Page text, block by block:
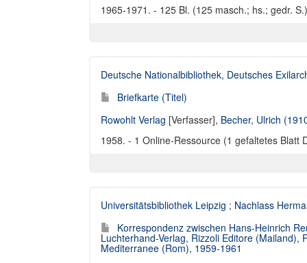
1965-1971. - 125 Bl. (125 masch.; hs.; gedr.
Deutsche Nationalbibliothek, Deutsches
Briefkarte (Titel)
Rowohlt Verlag [Verfasser], Becher, Ulrich
1958. - 1 Online-Ressource (1 gefaltetes Blatt
Universitätsbibliothek Leipzig ; Nachlass
Korrespondenz zwischen Hans-Heinrich
Luchterhand-Verlag, Rizzoli Editore (Mailand),
Mediterranee (Rom), 1959-1961